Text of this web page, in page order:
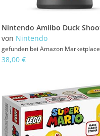
von Nintendo
gefunden bei Amazon Marketplace
38,00 €